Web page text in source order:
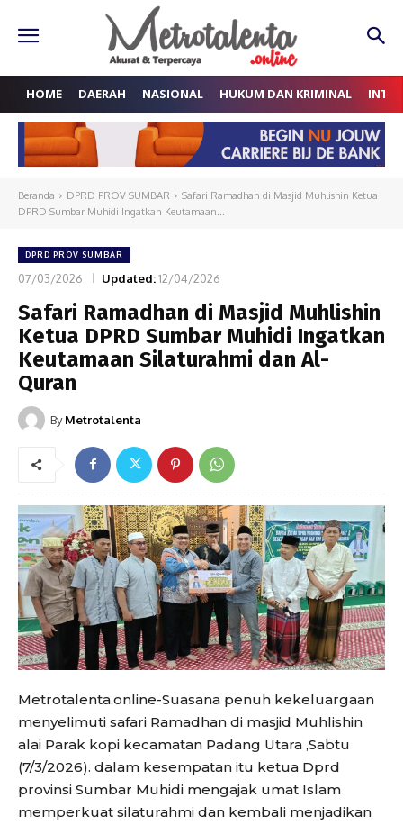
HOME DAERAH NASIONAL HUKUM DAN KRIMINAL
Beranda DPRD PROV SUMBAR
Safari Ramadhan di Masjid Muhlishin Ketua
DPRD Sumbar Muhidi Ingatkan Keutamaan...
DPRD PROV SUMBAR
07/03/2026 Updated:12/04/2026
Safari Ramadhan di Masjid Muhlishin
Ketua DPRD Sumbar Muhidi Ingatkan
Keutamaan Silaturahmi dan Al-
Quran
By Metrotalenta
Metrotalenta.online-Suasana penuh kekeluargaan
menyelimuti safari Ramadhan di masjid Muhlishin
alai Parak kopi kecamatan Padang Utara ,Sabtu
(7/3/2026). dalam kesempatan itu ketua Dprd
provinsi Sumbar Muhidi mengajak umat Islam
memperkuat silaturahmi dan kembali menjadikan